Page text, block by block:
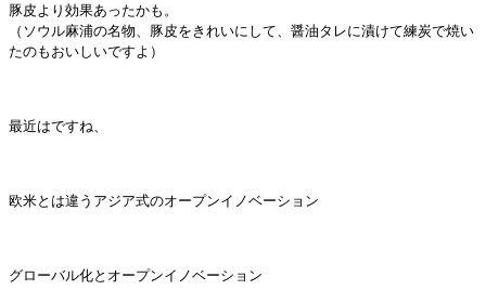
豚皮より効果あったかも。
（ソウル麻浦の名物、豚皮をきれいにして、醤油タレに漬けて練炭で焼い
たのもおいしいですよ）
最近はですね、
欧米とは違うアジア式のオープンイノベーション
グローバル化とオープンイノベーション